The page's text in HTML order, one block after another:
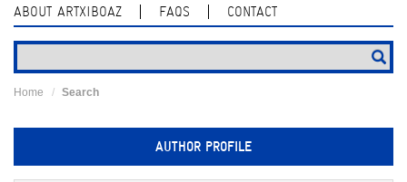
ABOUT ARTXIBOAZ FAQS CONTACT
Home Search
AUTHOR PROFILE